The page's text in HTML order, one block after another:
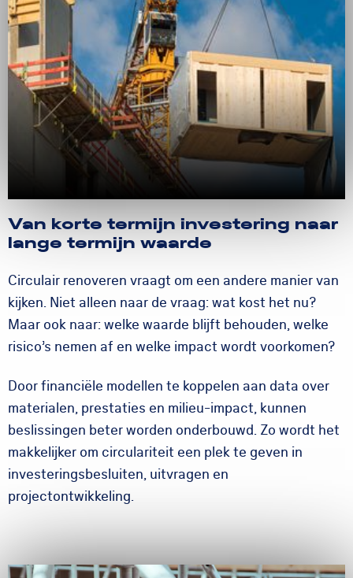
Van korte termijn investering naar
lange termijn waarde
Circulair renoveren vraagt om een andere manier van
kijken. Niet alleen naar de vraag: wat kost het nu?
Maar ook naar: welke waarde blijft behouden, welke
risico’s nemen af en welke impact wordt voorkomen?
Door financiële modellen te koppelen aan data over
materialen, prestaties en milieu-impact, kunnen
beslissingen beter worden onderbouwd. Zo wordt het
makkelijker om circulariteit een plek te geven in
investeringsbesluiten, uitvragen en
projectontwikkeling.